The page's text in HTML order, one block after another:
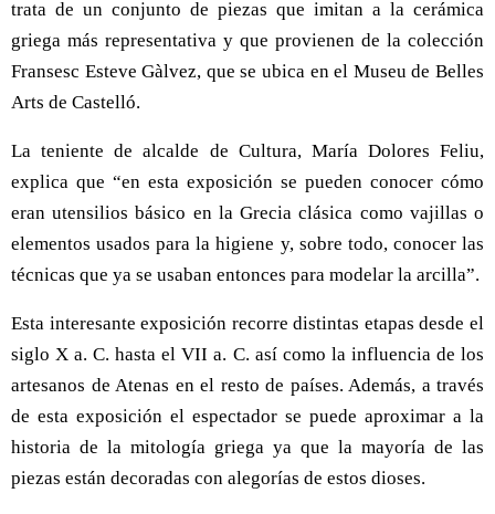
trata de un conjunto de piezas que imitan a la cerámica
griega más representativa y que provienen de la colección
Fransesc Esteve Gàlvez, que se ubica en el Museu de Belles
Arts de Castelló.
La teniente de alcalde de Cultura, María Dolores Feliu,
explica que “en esta exposición se pueden conocer cómo
eran utensilios básico en la Grecia clásica como vajillas o
elementos usados para la higiene y, sobre todo, conocer las
técnicas que ya se usaban entonces para modelar la arcilla”.
Esta interesante exposición recorre distintas etapas desde el
siglo X a. C. hasta el VII a. C. así como la influencia de los
artesanos de Atenas en el resto de países. Además, a través
de esta exposición el espectador se puede aproximar a la
historia de la mitología griega ya que la mayoría de las
piezas están decoradas con alegorías de estos dioses.